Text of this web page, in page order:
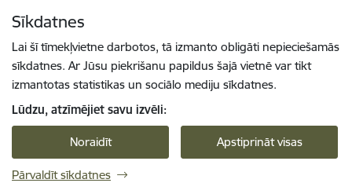
Sīkdatnes
Lai šī tīmekļvietne darbotos, tā izmanto obligāti nepieciešamās
sīkdatnes. Ar Jūsu piekrišanu papildus šajā vietnē var tikt
izmantotas statistikas un sociālo mediju sīkdatnes.
Lūdzu, atzīmējiet savu izvēli:
Noraidīt Apstiprināt visas
Pārvaldīt sīkdatnes